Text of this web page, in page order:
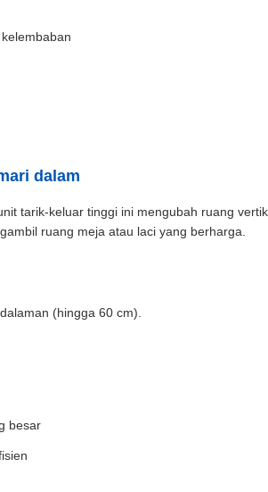
dalam
tarik-keluar tinggi ini mengubah ruang
ruang meja atau laci yang berharga.
(hingga 60 cm).
besar